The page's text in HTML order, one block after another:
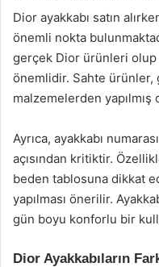
Dior ayakkabı satın
önemli nokta
gerçek Dior ürünleri olup
önemlidir. Sahte
malzemelerden
Ayrıca, ayakkabı
açısından kritiktir.
beden tablosuna dikkat
yapılması önerilir.
gün boyu konforlu bir
Dior Ayakkabıların